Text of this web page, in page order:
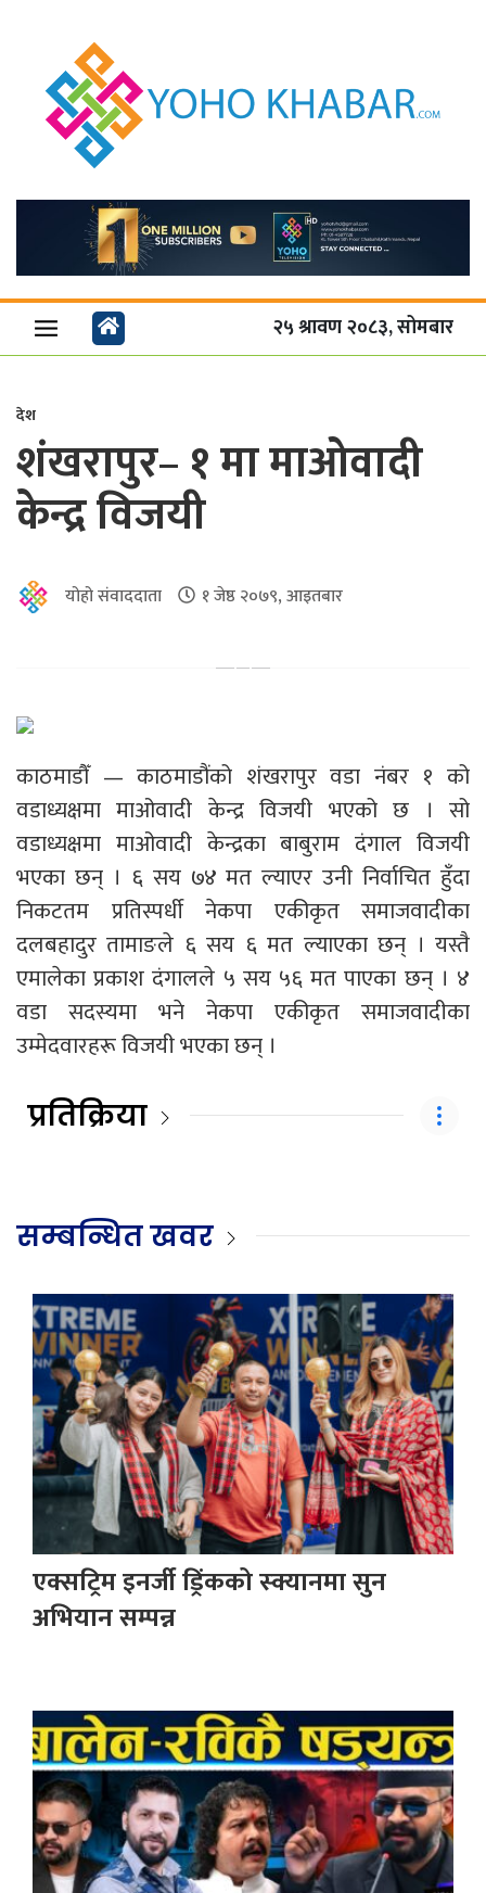
२५ श्रावण २०८३, सोमबार
देश
शंखरापुर– १ मा माओवादी
केन्द्र विजयी
योहो संवाददाता १ जेष्ठ २०७९, आइतबार
काठमाडौँ — काठमाडौंको शंखरापुर वडा नंबर १ को
वडाध्यक्षमा माओवादी केन्द्र विजयी भएको छ । सो
वडाध्यक्षमा माओवादी केन्द्रका बाबुराम दंगाल विजयी
भएका छन् । ६ सय ७४ मत ल्याएर उनी निर्वाचित हुँदा
निकटतम प्रतिस्पर्धी नेकपा एकीकृत समाजवादीका
दलबहादुर तामाङले ६ सय ६ मत ल्याएका छन् । यस्तै
एमालेका प्रकाश दंगालले ५ सय ५६ मत पाएका छन् । ४
वडा सदस्यमा भने नेकपा एकीकृत समाजवादीका
उम्मेदवारहरू विजयी भएका छन् ।
प्रतिक्रिया
सम्बन्धित खवर
एक्सट्रिम इनर्जी ड्रिंकको स्क्यानमा सुन
अभियान सम्पन्न